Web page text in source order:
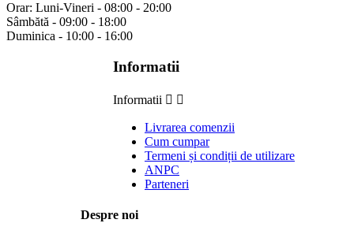
Orar: Luni-Vineri - 08:00 - 20:00
Sâmbătă - 09:00 - 18:00
Duminica - 10:00 - 16:00
Informatii
Informatii  
Livrarea comenzii
Cum cumpar
Termeni și condiții de utilizare
ANPC
Parteneri
Despre noi